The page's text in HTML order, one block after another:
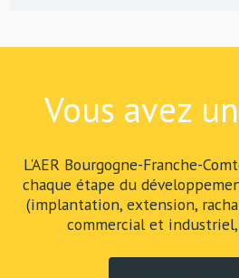
Vous avez
L'AER Bourgogne-Franche-
chaque étape du
(implantation, extension,
commercial et